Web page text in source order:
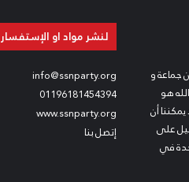
جماعة و
هو
أن
على
في
لنشر مواد او الإستفسار
info@ssnparty.org
01196181454394
www.ssnparty.org
إتصل بنا